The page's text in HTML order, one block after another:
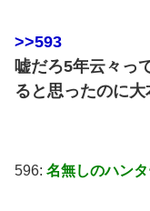
>>593
嘘だろ5年云々っ
ると思ったのに
596: 名無しのハン